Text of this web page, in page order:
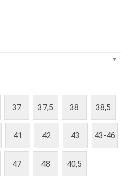
37 37,5 38 38,5
41 42 43 43-46
47 48 40,5